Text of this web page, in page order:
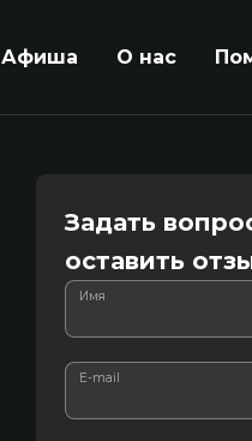
Афиша О нас
Задать
оставить
Имя
E-mail